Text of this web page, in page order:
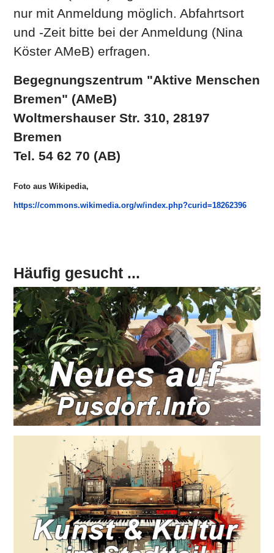
nur mit Anmeldung möglich. Abfahrtsort
und -Zeit bitte bei der Anmeldung (Nina
Köster AMeB) erfragen.
Begegnungszentrum "Aktive Menschen
Bremen" (AMeB)
Woltmershauser Str. 310, 28197
Bremen
Tel. 54 62 70 (AB)
Foto aus Wikipedia,
https://commons.wikimedia.org/w/index.php?curid=18262396
Häufig gesucht ...